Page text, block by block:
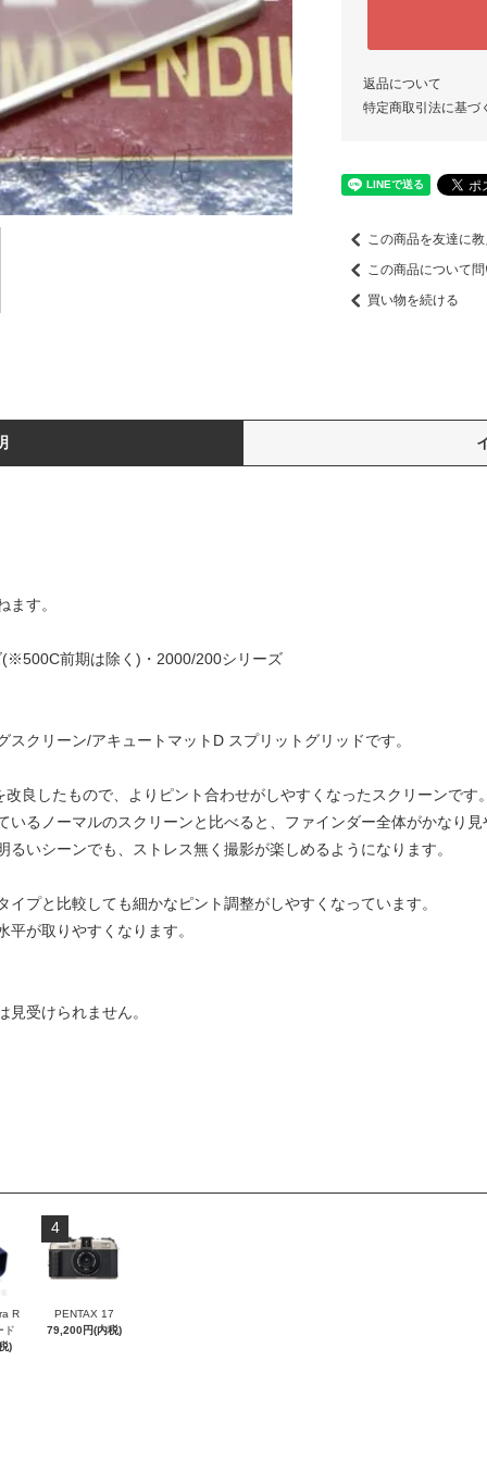
返品について
特定商取引法に基づ
この商品を友達に
この商品について
買い物を続ける
す。
前期は除く)・2000/200シリーズ
クリーン/アキュートマットD スプリットグリッドです。
良したもので、よりピント合わせがしやすくなったスクリーンです
るノーマルのスクリーンと比べると、ファインダー全体がかなり
いシーンでも、ストレス無く撮影が楽しめるようになります。
プと比較しても細かなピント調整がしやすくなっています。
が取りやすくなります。
受けられません。
R
ド
)
4
PENTAX 17
79,200円(内税)